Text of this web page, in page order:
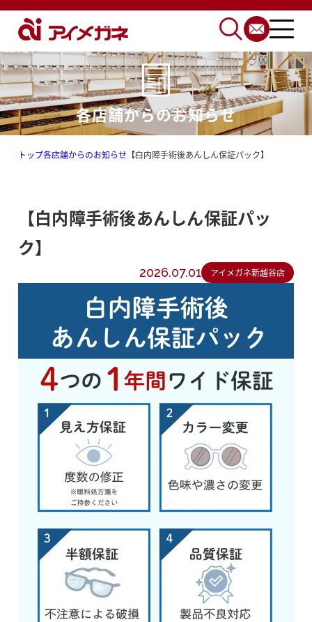
各店舗からのお知らせ
トップ各店舗からのお知らせ 【白内障手術後あんしん保証パック】
【白内障手術後あんしん保証パッ
ク】
2026.07.01 アイメガネ新越谷店